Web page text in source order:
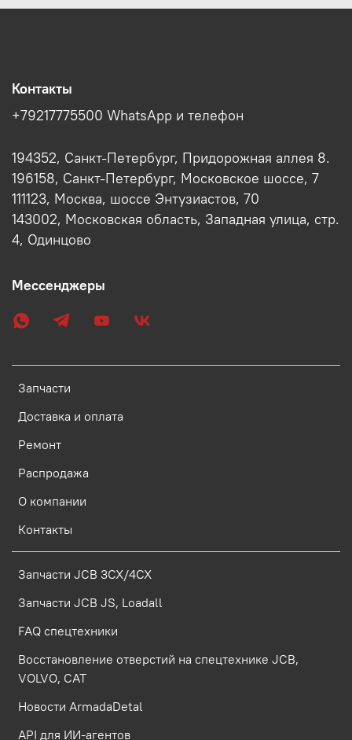
Запчасти
Доставка и оплата
Ремонт
Распродажа
О компании
Контакты
Запчасти JCB 3CX/4CX
Запчасти JCB JS, Loadall
FAQ спецтехники
Восстановление отверстий на спецтехнике JCB,
VOLVO, CAT
Новости ArmadaDetal
API для ИИ-агентов
Контакты
+79217775500 WhatsApp и телефон
194352, Санкт-Петербург, Придорожная аллея 8.
196158, Санкт-Петербург, Московское шоссе, 7
111123, Москва, шоссе Энтузиастов, 70
143002, Московская область, Западная улица, стр.
4, Одинцово
Мессенджеры